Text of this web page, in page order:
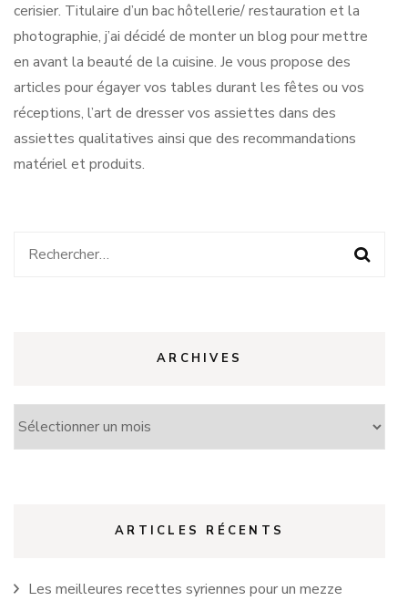
cerisier. Titulaire d’un bac hôtellerie/ restauration et la
photographie, j’ai décidé de monter un blog pour mettre
en avant la beauté de la cuisine. Je vous propose des
articles pour égayer vos tables durant les fêtes ou vos
réceptions, l’art de dresser vos assiettes dans des
assiettes qualitatives ainsi que des recommandations
matériel et produits.
Rechercher :
ARCHIVES
Archives
ARTICLES RÉCENTS
Les meilleures recettes syriennes pour un mezze